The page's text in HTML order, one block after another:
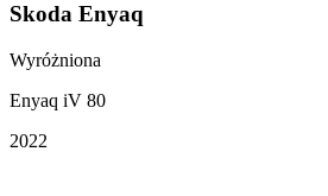
Skoda Enyaq
Wyróżniona
Enyaq iV 80
2022